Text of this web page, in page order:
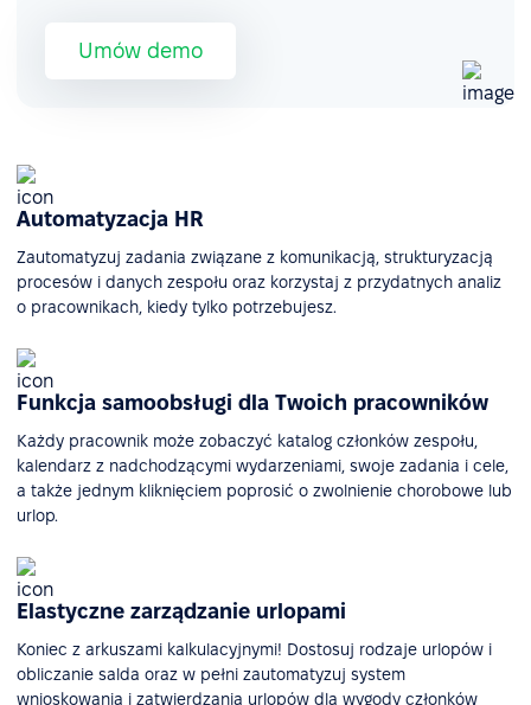
Umów demo
Automatyzacja HR
Zautomatyzuj zadania związane z komunikacją, strukturyzacją
procesów i danych zespołu oraz korzystaj z przydatnych analiz
o pracownikach, kiedy tylko potrzebujesz.
Funkcja samoobsługi dla Twoich pracowników
Każdy pracownik może zobaczyć katalog członków zespołu,
kalendarz z nadchodzącymi wydarzeniami, swoje zadania i cele,
a także jednym kliknięciem poprosić o zwolnienie chorobowe lub
urlop.
Elastyczne zarządzanie urlopami
Koniec z arkuszami kalkulacyjnymi! Dostosuj rodzaje urlopów i
obliczanie salda oraz w pełni zautomatyzuj system
wnioskowania i zatwierdzania urlopów dla wygody członków